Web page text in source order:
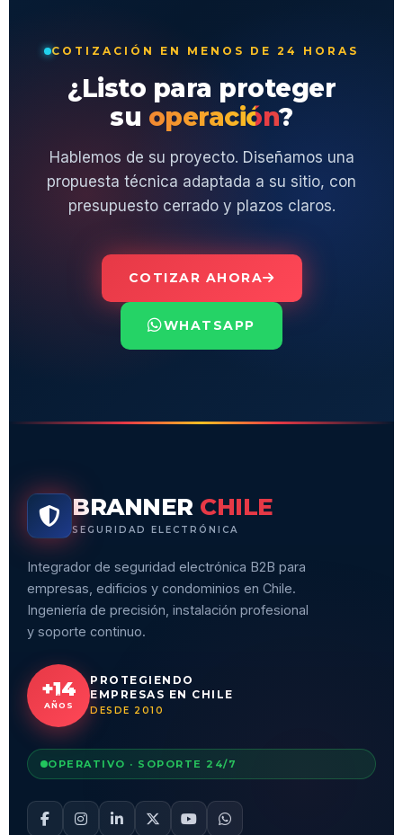
COTIZACIÓN EN MENOS DE 24 HORAS
¿Listo para proteger
su operación?
Hablemos de su proyecto. Diseñamos una
propuesta técnica adaptada a su sitio, con
presupuesto cerrado y plazos claros.
COTIZAR AHORA
WHATSAPP
BRANNER CHILE
SEGURIDAD ELECTRÓNICA
Integrador de seguridad electrónica B2B para
empresas, edificios y condominios en Chile.
Ingeniería de precisión, instalación profesional
y soporte continuo.
+14
AÑOS
PROTEGIENDO
EMPRESAS EN CHILE
DESDE 2010
OPERATIVO · SOPORTE 24/7